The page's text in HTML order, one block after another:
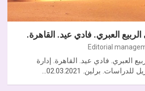
العبري. فادي عيد. القاهرة.
Editorial
العبري. فادي عيد. القاهرة. إدارة
برلين. 02.03.2021…